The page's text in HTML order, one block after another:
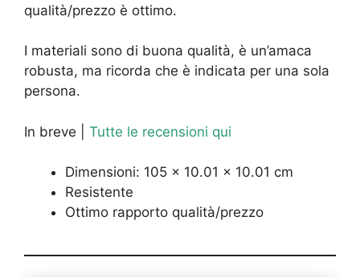
qualità/prezzo è ottimo.
I materiali sono di buona qualità, è un’amaca
robusta, ma ricorda che è indicata per una sola
persona.
In breve | Tutte le recensioni qui
Dimensioni: 105 x 10.01 x 10.01 cm
Resistente
Ottimo rapporto qualità/prezzo